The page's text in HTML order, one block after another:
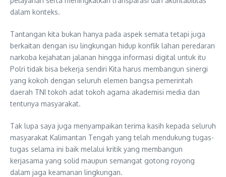
dalam konteks.
Tantangan kita bukan hanya pada aspek semata tetapi juga
berkaitan dengan isu lingkungan hidup konflik lahan peredaran
narkoba kejahatan jalanan hingga informasi digital untuk itu
Polri tidak bisa bekerja sendiri Kita harus membangun sinergi
yang kokoh dengan seluruh elemen bangsa pemerintah
daerah TNI tokoh adat tokoh agama akademisi media dan
tentunya masyarakat.
Tak lupa saya juga menyampaikan terima kasih kepada seluruh
masyarakat Kalimantan Tengah yang telah mendukung tugas-
tugas selama ini baik melalui kritik yang membangun
kerjasama yang solid maupun semangat gotong royong
dalam jaga keamanan lingkungan.